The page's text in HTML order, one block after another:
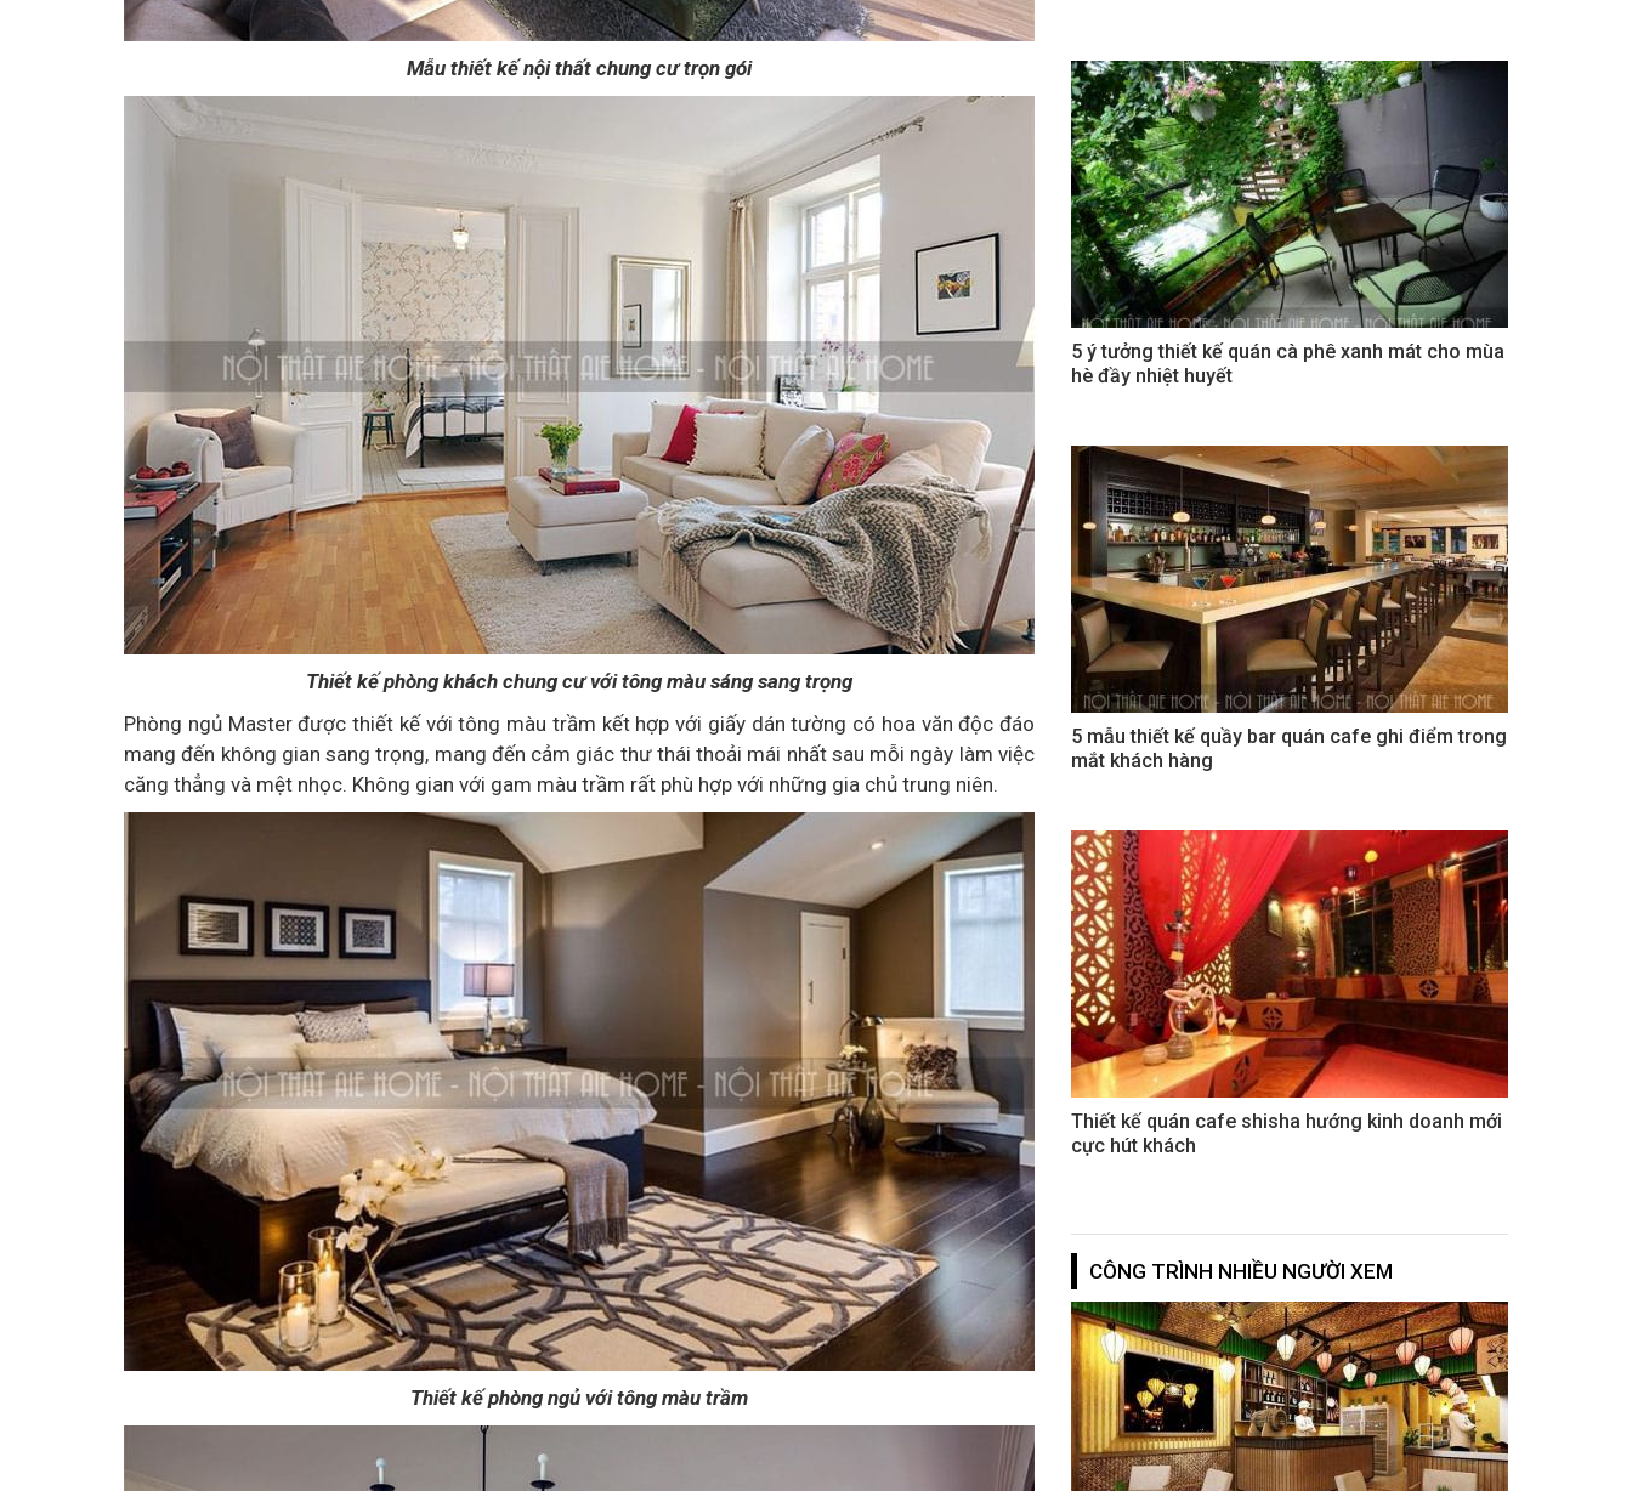
Mẫu thiết kế nội thất chung cư trọn gói
Thiết kế phòng khách chung cư với tông màu sáng sang trọng
Phòng ngủ Master được thiết kế với tông màu trầm kết hợp với giấy dán tường có hoa văn độc đáo
mang đến không gian sang trọng, mang đến cảm giác thư thái thoải mái nhất sau mỗi ngày làm việc
căng thẳng và mệt nhọc. Không gian với gam màu trầm rất phù hợp với những gia chủ trung niên.
Thiết kế phòng ngủ với tông màu trầm
5 ý tưởng thiết kế quán cà phê xanh mát cho mùa
hè đầy nhiệt huyết
5 mẫu thiết kế quầy bar quán cafe ghi điểm trong
mắt khách hàng
Thiết kế quán cafe shisha hướng kinh doanh mới
cực hút khách
CÔNG TRÌNH NHIỀU NGƯỜI XEM